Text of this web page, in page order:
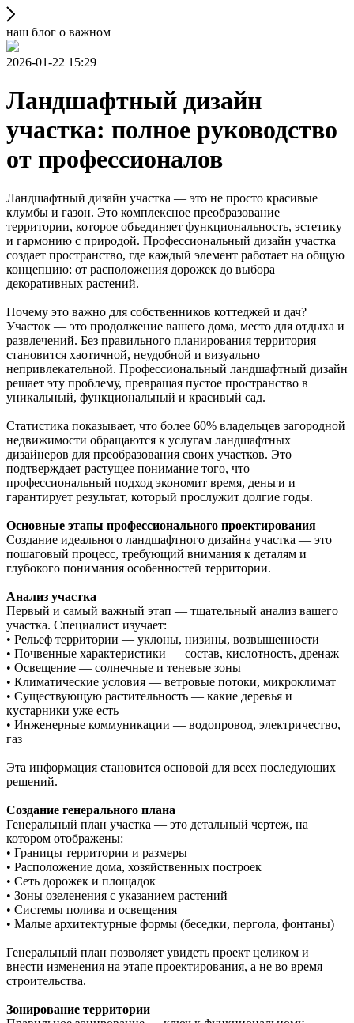
наш блог о важном
2026-01-22 15:29
Ландшафтный дизайн
участка: полное руководство
от профессионалов
Ландшафтный дизайн участка — это не просто красивые
клумбы и газон. Это комплексное преобразование
территории, которое объединяет функциональность, эстетику
и гармонию с природой. Профессиональный дизайн участка
создает пространство, где каждый элемент работает на общую
концепцию: от расположения дорожек до выбора
декоративных растений.
Почему это важно для собственников коттеджей и дач?
Участок — это продолжение вашего дома, место для отдыха и
развлечений. Без правильного планирования территория
становится хаотичной, неудобной и визуально
непривлекательной. Профессиональный ландшафтный дизайн
решает эту проблему, превращая пустое пространство в
уникальный, функциональный и красивый сад.
Статистика показывает, что более 60% владельцев загородной
недвижимости обращаются к услугам ландшафтных
дизайнеров для преобразования своих участков. Это
подтверждает растущее понимание того, что
профессиональный подход экономит время, деньги и
гарантирует результат, который прослужит долгие годы.
Основные этапы профессионального проектирования
Создание идеального ландшафтного дизайна участка — это
пошаговый процесс, требующий внимания к деталям и
глубокого понимания особенностей территории.
Анализ участка
Первый и самый важный этап — тщательный анализ вашего
участка. Специалист изучает:
• Рельеф территории — уклоны, низины, возвышенности
• Почвенные характеристики — состав, кислотность, дренаж
• Освещение — солнечные и теневые зоны
• Климатические условия — ветровые потоки, микроклимат
• Существующую растительность — какие деревья и
кустарники уже есть
• Инженерные коммуникации — водопровод, электричество,
газ
Эта информация становится основой для всех последующих
решений.
Создание генерального плана
Генеральный план участка — это детальный чертеж, на
котором отображены:
• Границы территории и размеры
• Расположение дома, хозяйственных построек
• Сеть дорожек и площадок
• Зоны озеленения с указанием растений
• Системы полива и освещения
• Малые архитектурные формы (беседки, пергола, фонтаны)
Генеральный план позволяет увидеть проект целиком и
внести изменения на этапе проектирования, а не во время
строительства.
Зонирование территории